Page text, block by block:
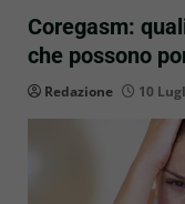
Coregasm:
che possono
Redazione 10